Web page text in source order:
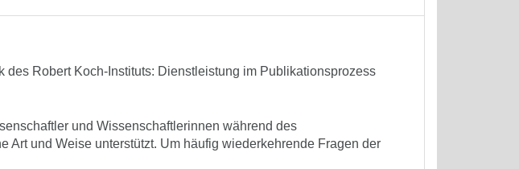
des Robert Koch-Instituts: Dienstleistung im Publikationsprozess
und Wissenschaftlerinnen während des
Art und Weise unterstützt. Um häufig wiederkehrende Fragen der